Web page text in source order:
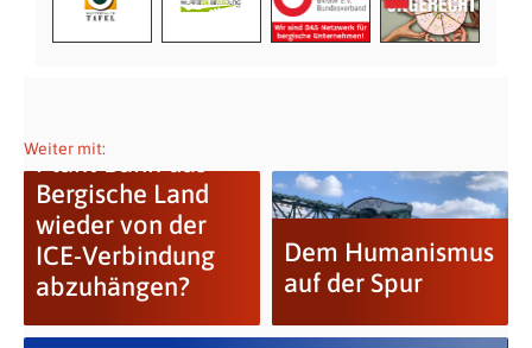
Weiter mit:
Plant Bahn das
Bergische Land
wieder von der
ICE-Verbindung
abzuhängen?
Dem Humanismus
auf der Spur